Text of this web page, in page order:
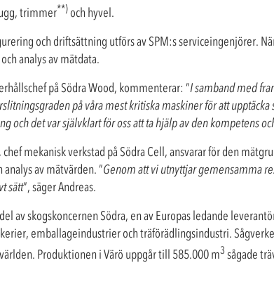
trimmer**)och hyvel.
och driftsättning utförs av SPM:s serviceingenjörer.
analys av mätdata.
på Södra Wood, kommenterar: ”I samband med
på våra mest kritiska maskiner för att
och det var självklart för oss att ta hjälp av den kompetens
chef mekanisk verkstad på Södra Cell, ansvarar för den
av mätvärden. ”Genom att vi utnyttjar gemensamma
sätt”, säger Andreas.
av skogskoncernen Södra, en av Europas ledande
emballageindustrier och träförädlingsindustri.
Produktionen i Värö uppgår till 585.000 m3 sågade